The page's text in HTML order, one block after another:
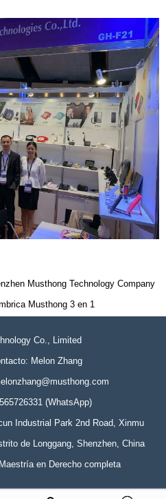
Musthong Technology Company
Musthong 3 en 1
Co., Limited
Melon Zhang
(WhatsApp)
Industrial Park 2nd Road, Xinmu
de Longgang, Shenzhen, China
Maestría en Derecho completa